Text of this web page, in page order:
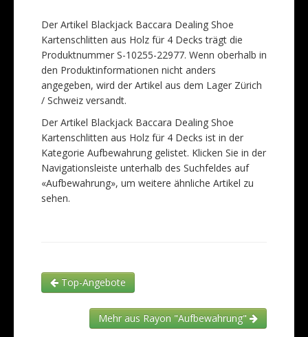
Der Artikel Blackjack Baccara Dealing Shoe
Kartenschlitten aus Holz für 4 Decks trägt die
Produktnummer S-10255-22977. Wenn oberhalb in
den Produktinformationen nicht anders
angegeben, wird der Artikel aus dem Lager Zürich
/ Schweiz versandt.
Der Artikel Blackjack Baccara Dealing Shoe
Kartenschlitten aus Holz für 4 Decks ist in der
Kategorie Aufbewahrung gelistet. Klicken Sie in der
Navigationsleiste unterhalb des Suchfeldes auf
«Aufbewahrung», um weitere ähnliche Artikel zu
sehen.
Top-Angebote
Mehr aus Rayon "Aufbewahrung"